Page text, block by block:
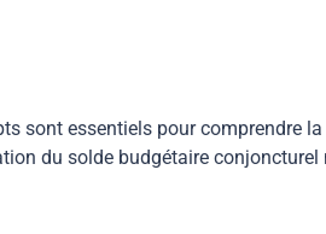
sont essentiels pour comprendre
du solde budgétaire